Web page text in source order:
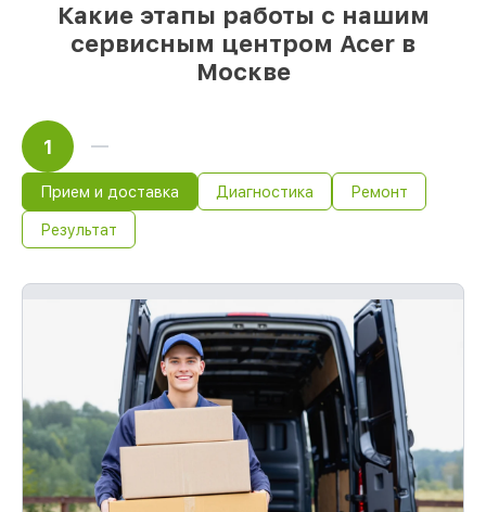
Какие этапы работы с нашим
сервисным центром Acer в
Москве
1
Прием и доставка Диагностика Ремонт
Результат